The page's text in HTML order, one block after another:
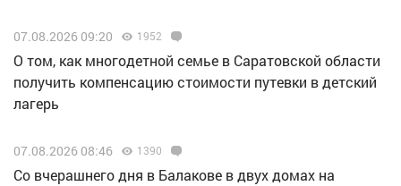
07.08.2026 09:20 1952
О том, как многодетной семье в Саратовской области
получить компенсацию стоимости путевки в детский
лагерь
07.08.2026 08:46 1390
Со вчерашнего дня в Балакове в двух домах на